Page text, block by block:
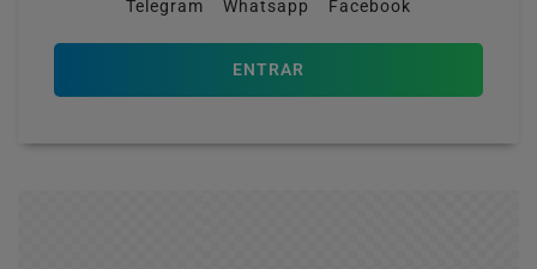
Telegram Whatsapp Facebook
ENTRAR